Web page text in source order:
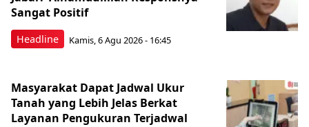
Headline
Sangat Positif
Kamis, 6 Agu 2026 - 16:45
Masyarakat Dapat Jadwal Ukur
Tanah yang Lebih Jelas Berkat
Layanan Pengukuran Terjadwal